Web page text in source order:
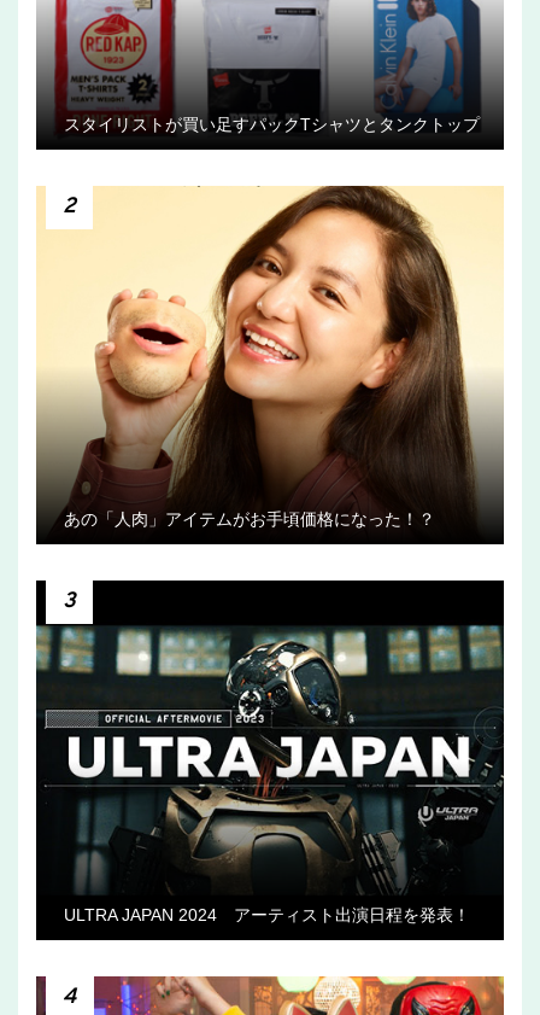
スタイリストが買い足すパックTシャツとタンクトップ
2
あの「人肉」アイテムがお手頃価格になった！？
3
ULTRA JAPAN 2024 アーティスト出演日程を発表！
4